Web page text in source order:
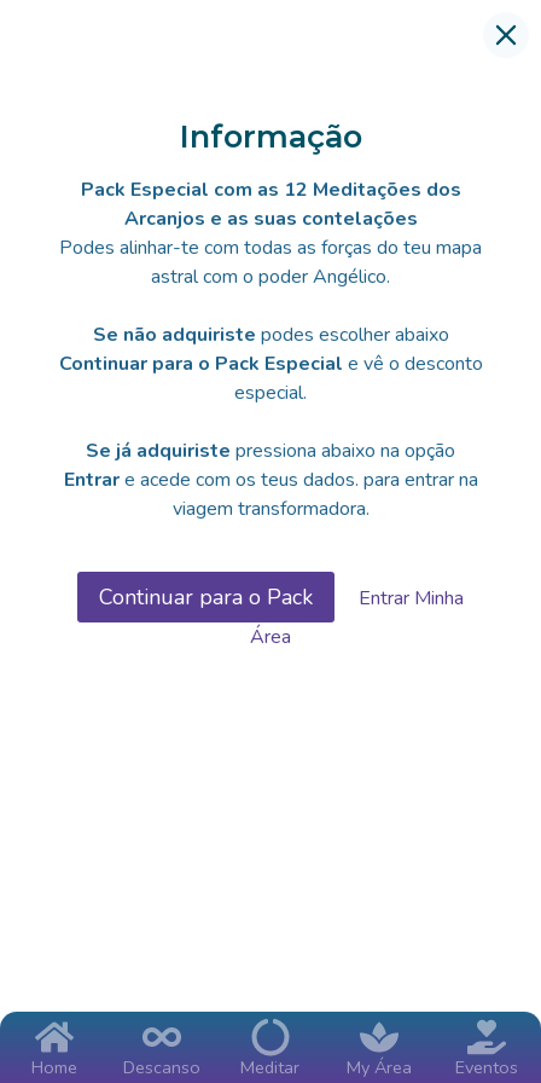
Informação
Pack Especial com as 12 Meditações dos
Arcanjos e as suas contelações
Podes alinhar-te com todas as forças do teu mapa
astral com o poder Angélico.
Se não adquiriste podes escolher abaixo
Continuar para o Pack Especial e vê o desconto
especial.
Se já adquiriste pressiona abaixo na opção
Entrare acede com os teus dados. para entrar na
viagem transformadora.
Continuar para o Pack
Entrar Minha
Área
Home Descanso Meditar My Área Eventos